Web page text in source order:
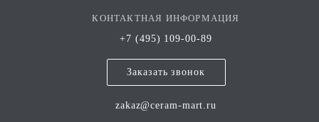
КОНТАКТНАЯ ИНФОРМАЦИЯ
+7 (495) 109-00-89
Заказать звонок
zakaz@ceram-mart.ru